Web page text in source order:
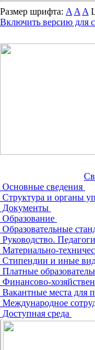
Размер шрифта: A A A
Включить версию для
Основные сведения
Структура и органы
Документы
Образование
Образовательные
Руководство.
Материально-
Стипендии и иные
Платные
Финансово-
Вакантные места для
Международное
Доступная среда